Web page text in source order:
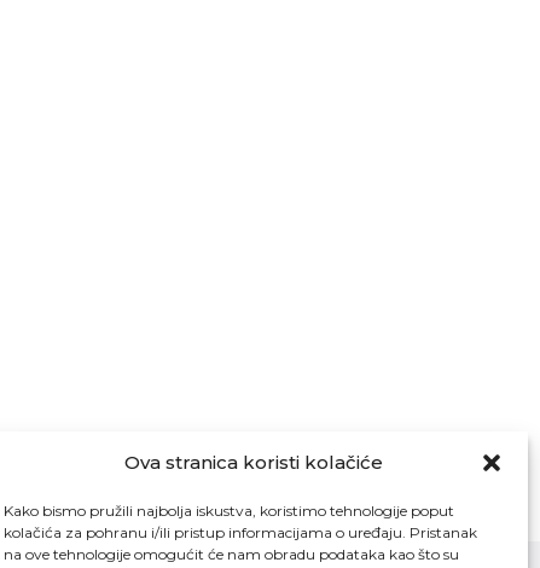
Ova stranica koristi kolačiće
Kako bismo pružili najbolja iskustva, koristimo tehnologije poput
kolačića za pohranu i/ili pristup informacijama o uređaju. Pristanak
na ove tehnologije omogućit će nam obradu podataka kao što su